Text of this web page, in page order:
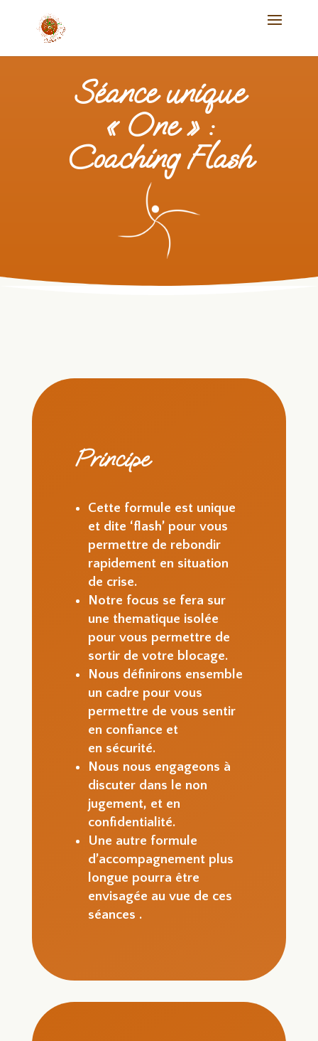
Séance unique
« One » :
Coaching Flash
Principe
Cette formule est unique
et dite ‘flash’ pour vous
permettre de rebondir
rapidement en situation
de crise.
Notre focus se fera sur
une thematique isolée
pour vous permettre de
sortir de votre blocage.
Nous définirons ensemble
un cadre pour vous
permettre de vous sentir
en confiance et
en sécurité.
Nous nous engageons à
discuter dans le non
jugement, et en
confidentialité.
Une autre formule
d’accompagnement plus
longue pourra être
envisagée au vue de ces
séances .